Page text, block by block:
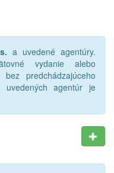
a uvedené agentúry.
vydanie alebo
predchádzajúceho
uvedených agentúr je